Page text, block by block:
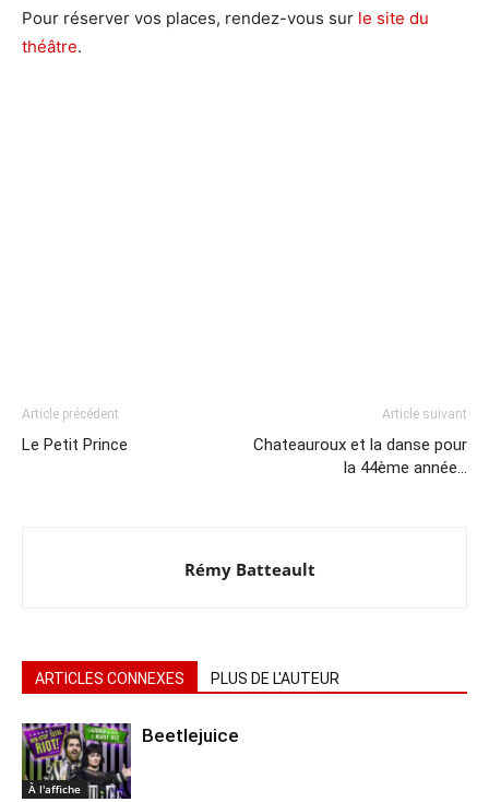
Pour réserver vos places, rendez-vous sur le site du
théâtre.
Article précédent
Le Petit Prince
Article suivant
Chateauroux et la danse pour
la 44ème année…
Rémy Batteault
ARTICLES CONNEXES PLUS DE L'AUTEUR
À l'affiche
Beetlejuice